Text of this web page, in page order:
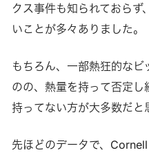
クス事件も知られておらず
いことが多々ありました。
もちろん、一部熱狂的な
のの、熱量を持って否定し
持ってない方が大多数だと
先ほどのデータで、